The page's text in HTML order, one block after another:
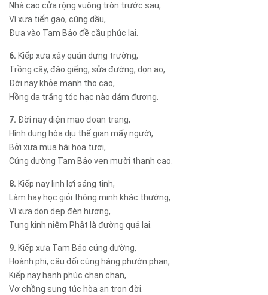
Nhà cao cửa rộng vuông tròn trước sau,
Vì xưa tiến gạo, cúng dầu,
Đưa vào Tam Bảo đề cầu phúc lai.
6. Kiếp xưa xây quán dựng trường,
Trồng cây, đào giếng, sửa đường, dọn ao,
Đời nay khỏe mạnh thọ cao,
Hồng da trắng tóc hạc nào dám đương.
7. Đời nay diện mạo đoan trang,
Hình dung hòa dịu thế gian mấy người,
Bởi xưa mua hái hoa tươi,
Cúng dường Tam Bảo vẹn mười thanh cao.
8. Kiếp nay linh lợi sáng tinh,
Làm hay học giỏi thông minh khác thường,
Vì xưa dọn dẹp đèn hương,
Tụng kinh niệm Phật là đường quả lai.
9. Kiếp xưa Tam Bảo cúng dường,
Hoành phi, câu đối cùng hàng phướn phan,
Kiếp nay hạnh phúc chan chan,
Vợ chồng sung túc hòa an trọn đời.